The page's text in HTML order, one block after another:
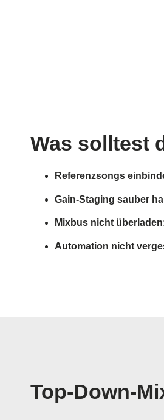
Was solltest
Referenzsongs
Gain-Staging sauber
Mixbus nicht
Automation nicht
Top-Down-